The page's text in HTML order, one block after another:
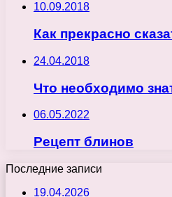
10.09.2018
Как прекрасно
24.04.2018
Что необходимо
06.05.2022
Рецепт блинов
Последние записи
19.04.2026